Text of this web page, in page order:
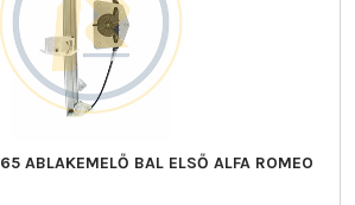
ABLAKEMELŐ BAL ELSŐ ALFA ROMEO